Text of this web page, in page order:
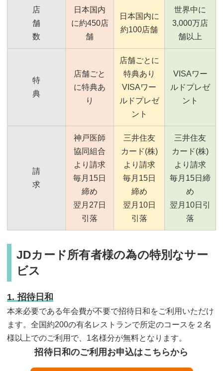
店
舗
数
日本国内
に約450店
舗
日本国内に
約100店舗
世界中に
3,000万店
舗以上
特
典
店舗ごと
に特典あ
り
店舗ごとに
特典あり
VISAワー
ルドプレゼ
ント
VISAワー
ルドプレゼ
ント
請
求
神戸医師
協同組合
より請求
毎月15日
締め
翌月27日
引落
三井住友
カード(株)
より請求
毎月15日
締め
翌月10日
引落
三井住友
カード(株)
より請求
毎月15日締
め
翌月10日引
落
JDカード所有者様の為の特別なサー
ビス
1. 招待日和
本来必要である年会費が不要で招待日和をご利用いただけ
ます。全国約200の有名レストランで所定のコースを２名
様以上でのご利用で、1名様分が無料となります。
招待日和のご利用お申込はこちらから